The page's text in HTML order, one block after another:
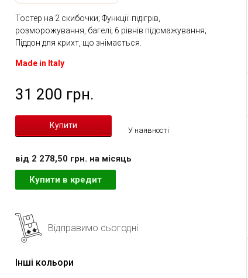
Тостер на 2 скибочки; Функції: підігрів,
розморожування, багелі; 6 рівнів підсмажування;
Піддон для крихт, що знімається.
Made in Italy
31 200 грн.
У наявності
вiд 2 278,50 грн. на мiсяць
Купити в кредит
Відправимо сьогодні
Інші кольори